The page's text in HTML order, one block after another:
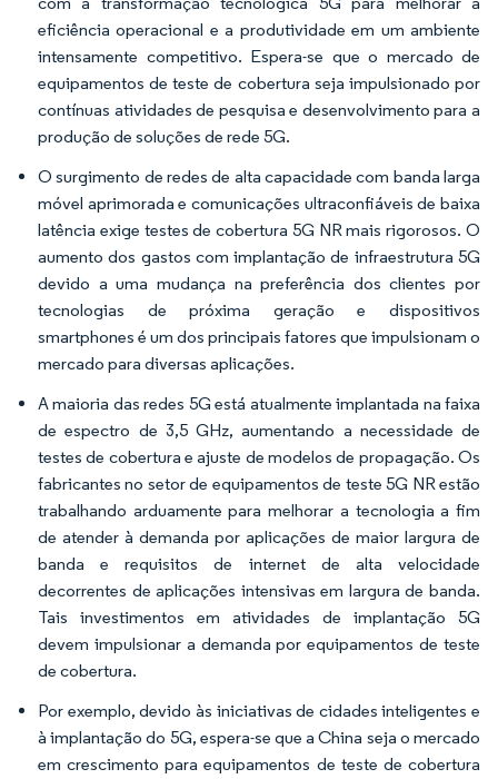
eficiência operacional e a produtividade em um ambiente
intensamente competitivo. Espera-se que o mercado de
equipamentos de teste de cobertura seja impulsionado por
contínuas atividades de pesquisa e desenvolvimento para a
produção de soluções de rede 5G.
O surgimento de redes de alta capacidade com banda larga
móvel aprimorada e comunicações ultraconfiáveis de baixa
latência exige testes de cobertura 5G NR mais rigorosos. O
aumento dos gastos com implantação de infraestrutura 5G
devido a uma mudança na preferência dos clientes por
tecnologias de próxima geração e dispositivos
smartphones é um dos principais fatores que impulsionam o
mercado para diversas aplicações.
A maioria das redes 5G está atualmente implantada na faixa
de espectro de 3,5 GHz, aumentando a necessidade de
testes de cobertura e ajuste de modelos de propagação. Os
fabricantes no setor de equipamentos de teste 5G NR estão
trabalhando arduamente para melhorar a tecnologia a fim
de atender à demanda por aplicações de maior largura de
banda e requisitos de internet de alta velocidade
decorrentes de aplicações intensivas em largura de banda.
Tais investimentos em atividades de implantação 5G
devem impulsionar a demanda por equipamentos de teste
de cobertura.
Por exemplo, devido às iniciativas de cidades inteligentes e
à implantação do 5G, espera-se que a China seja o mercado
em crescimento para equipamentos de teste de cobertura